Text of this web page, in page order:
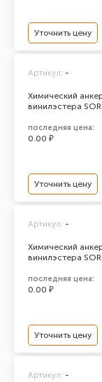
Уточнить цену
Химический
винилэстера
Артикул: -
последняя цена:
0.00 ₽
Уточнить цену
Химический
винилэстера
Артикул: -
последняя цена:
0.00 ₽
Уточнить цену
Артикул: -